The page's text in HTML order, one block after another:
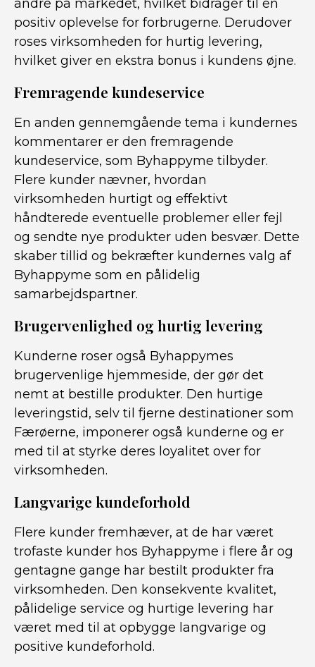
andre på markedet, hvilket bidrager til en
positiv oplevelse for forbrugerne. Derudover
roses virksomheden for hurtig levering,
hvilket giver en ekstra bonus i kundens øjne.
Fremragende kundeservice
En anden gennemgående tema i kundernes
kommentarer er den fremragende
kundeservice, som Byhappyme tilbyder.
Flere kunder nævner, hvordan
virksomheden hurtigt og effektivt
håndterede eventuelle problemer eller fejl
og sendte nye produkter uden besvær. Dette
skaber tillid og bekræfter kundernes valg af
Byhappyme som en pålidelig
samarbejdspartner.
Brugervenlighed og hurtig levering
Kunderne roser også Byhappymes
brugervenlige hjemmeside, der gør det
nemt at bestille produkter. Den hurtige
leveringstid, selv til fjerne destinationer som
Færøerne, imponerer også kunderne og er
med til at styrke deres loyalitet over for
virksomheden.
Langvarige kundeforhold
Flere kunder fremhæver, at de har været
trofaste kunder hos Byhappyme i flere år og
gentagne gange har bestilt produkter fra
virksomheden. Den konsekvente kvalitet,
pålidelige service og hurtige levering har
været med til at opbygge langvarige og
positive kundeforhold.